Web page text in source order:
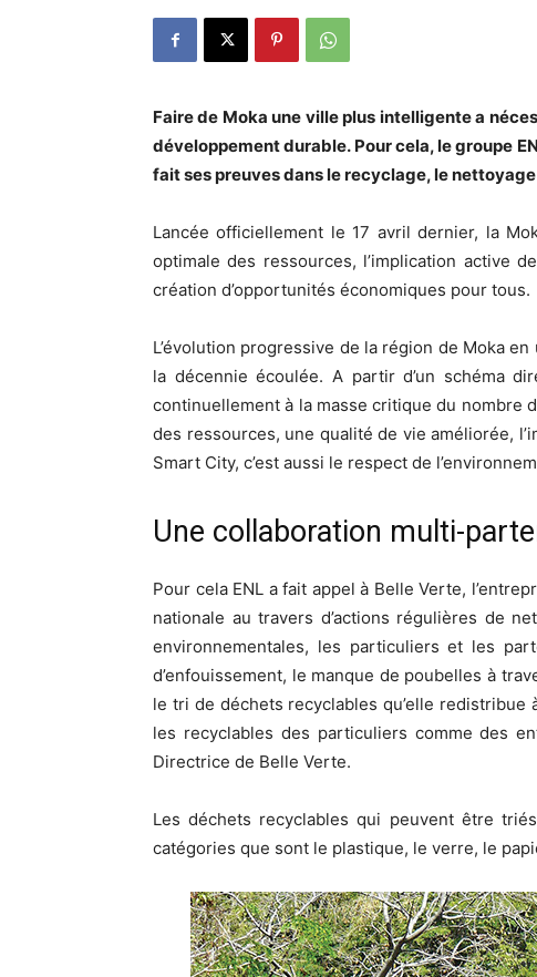
Faire de Moka une ville plus intelligente a
développement durable. Pour cela, le groupe
fait ses preuves dans le recyclage, le
Lancée officiellement le 17 avril dernier, la
optimale des ressources, l’implication active
création d’opportunités économiques pour tous.
L’évolution progressive de la région de Moka
la décennie écoulée. A partir d’un schéma
continuellement à la masse critique du nombre
des ressources, une qualité de vie améliorée,
Smart City, c’est aussi le respect de
Une collaboration multi-
Pour cela ENL a fait appel à Belle Verte,
nationale au travers d’actions régulières de
environnementales, les particuliers et les
d’enfouissement, le manque de poubelles à
le tri de déchets recyclables qu’elle
les recyclables des particuliers comme des
Directrice de Belle Verte.
Les déchets recyclables qui peuvent être
catégories que sont le plastique, le verre, le